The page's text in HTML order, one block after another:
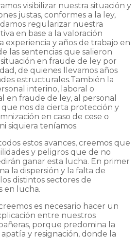
visibilizar nuestra situación y
justas, conformes a la ley,
regularizar nuestra
en base a la valoración
experiencia y años de trabajo en
las sentencias que salieron
en fraude de ley por
de quienes llevamos años
estructurales.También la
interino, laboral o
en fraude de ley, al personal
nos da cierta protección y
en caso de cese o
siquiera teníamos.
estos avances, creemos que
y peligros que de no
ganar esta lucha. En primer
la dispersión y la falta de
distintos sectores de
en lucha.
es necesario hacer un
entre nuestros
porque predomina la
y resignación, donde la